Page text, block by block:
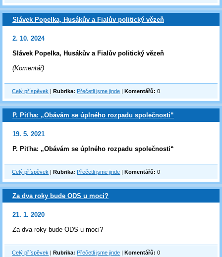
Slávek Popelka, Husákův a Fialův politický vězeň
2. 10. 2024
Slávek Popelka, Husákův a Fialův politický vězeň
(Komentář)
Celý příspěvek |Rubrika: Přečetli jsme jinde |Komentářů: 0
P. Piťha: „Obávám se úplného rozpadu společnosti“
19. 5. 2021
P. Piťha: „Obávám se úplného rozpadu společnosti“
Celý příspěvek |Rubrika: Přečetli jsme jinde |Komentářů: 0
Za dva roky bude ODS u moci?
21. 1. 2020
Za dva roky bude ODS u moci?
Celý příspěvek |Rubrika: Přečetli jsme jinde |Komentářů: 0